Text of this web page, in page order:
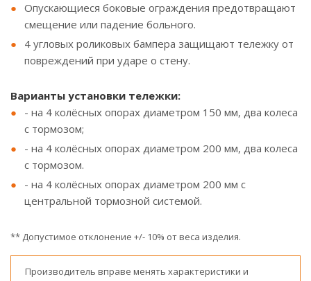
Опускающиеся боковые ограждения предотвращают
смещение или падение больного.
4 угловых роликовых бампера защищают тележку от
повреждений при ударе о стену.
Варианты установки тележки:
- на 4 колёсных опорах диаметром 150 мм, два колеса
с тормозом;
- на 4 колёсных опорах диаметром 200 мм, два колеса
с тормозом.
- на 4 колёсных опорах диаметром 200 мм с
центральной тормозной системой.
** Допустимое отклонение +/- 10% от веса изделия.
Производитель вправе менять характеристики и